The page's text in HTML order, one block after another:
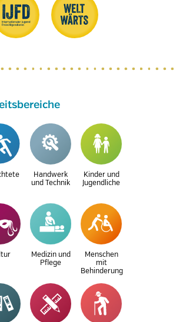
Handwerk
und Technik
Kinder und
Jugendliche
Medizin und
Pflege
Menschen
mit
Behinderung